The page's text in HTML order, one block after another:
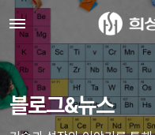
블로그&뉴스